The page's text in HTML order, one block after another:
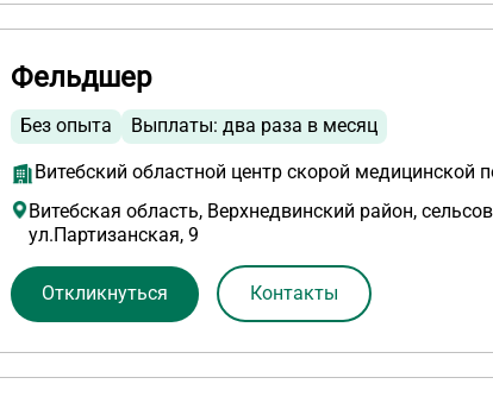
Фельдшер
Без опыта Выплаты: два раза в месяц
Витебский областной центр скорой медицинской
Витебская область, Верхнедвинский район,
ул.Партизанская, 9
Откликнуться Контакты